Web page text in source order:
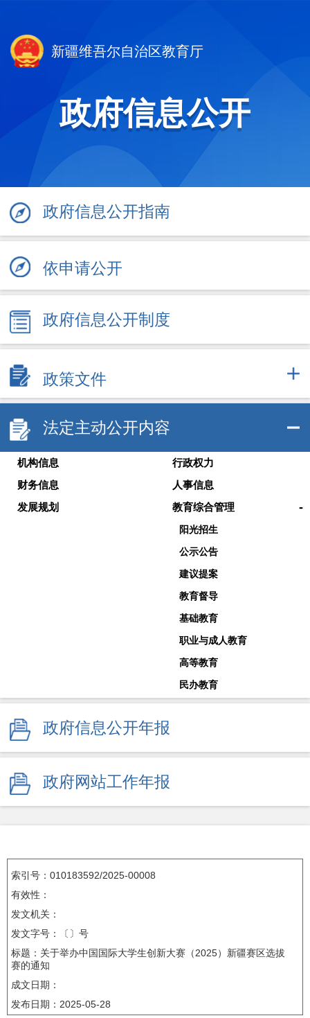
新疆维吾尔自治区教育厅
政府信息公开
政府信息公开指南
依申请公开
政府信息公开制度
政策文件
法定主动公开内容
机构信息
行政权力
财务信息
人事信息
发展规划
教育综合管理 -
阳光招生
公示公告
建议提案
教育督导
基础教育
职业与成人教育
高等教育
民办教育
教师工作
学校安全生产
政府信息公开年报
政府网站工作年报
索引号：010183592/2025-00008
有效性：
发文机关：
发文字号：〔〕号
标题：关于举办中国国际大学生创新大赛（2025）新疆赛区选拔
赛的通知
成文日期：
发布日期： 2025-05-28